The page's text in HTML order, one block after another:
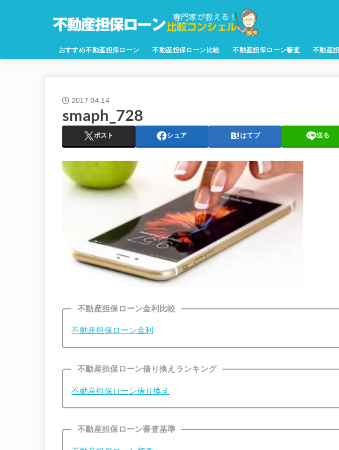
おすすめ不動産担保ローン 不動産担保ローン比較 不動産担保ローン審査 不動産
2017.04.14
smaph_728
ポスト シェア はてブ 送る
不動産担保ローン金利比較
不動産担保ローン金利
不動産担保ローン借り換えランキング
不動産担保ローン借り換え
不動産担保ローン審査基準